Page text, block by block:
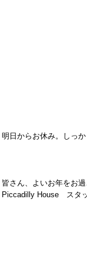
明日からお休み。しっ
皆さん、よいお年をお過
Piccadilly House スタ